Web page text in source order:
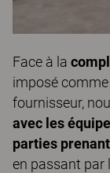
Face à la
imposé
fournisseur,
avec les
parties
en passant par